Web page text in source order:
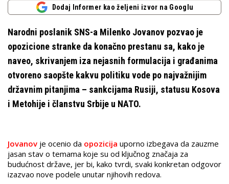
Dodaj Informer kao željeni izvor na Googlu
Narodni poslanik SNS-a Milenko Jovanov pozvao je
opozicione stranke da konačno prestanu sa, kako je
naveo, skrivanjem iza nejasnih formulacija i građanima
otvoreno saopšte kakvu politiku vode po najvažnijim
državnim pitanjima – sankcijama Rusiji, statusu Kosova
i Metohije i članstvu Srbije u NATO.
Jovanov je ocenio da opozicija uporno izbegava da zauzme
jasan stav o temama koje su od ključnog značaja za
budućnost države, jer bi, kako tvrdi, svaki konkretan odgovor
izazvao nove podele unutar njihovih redova.